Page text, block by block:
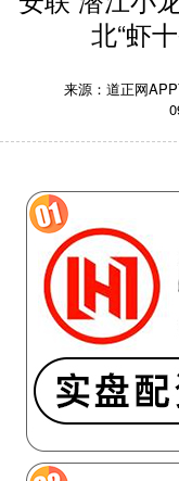
北“虾
来源：道正网